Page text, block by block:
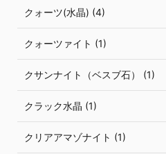
クォーツ(水晶) (4)
クォーツァイト (1)
クサンナイト（ベスブ石） (1)
クラック水晶 (1)
クリアアマゾナイト (1)